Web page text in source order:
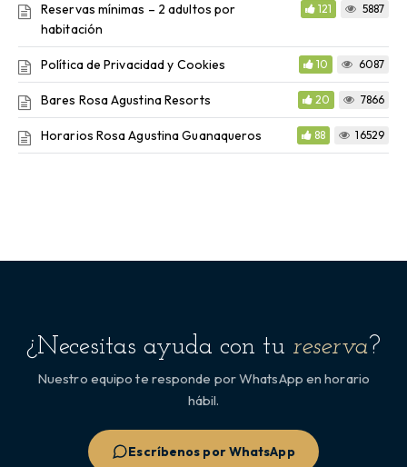
Reservas mínimas – 2 adultos por
habitación
121 5887
Política de Privacidad y Cookies 10 6087
Bares Rosa Agustina Resorts 20 7866
Horarios Rosa Agustina Guanaqueros 88 16529
¿Necesitas ayuda con tu reserva?
Nuestro equipo te responde por WhatsApp en horario
hábil.
Escríbenos por WhatsApp